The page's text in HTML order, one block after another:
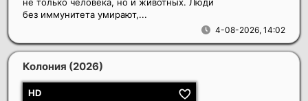
4-08-2026, 14:02
без иммунитета умирают,...
Колония (2026)